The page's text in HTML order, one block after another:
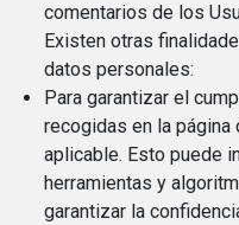
comentarios de los
Existen otras
datos personales:
Para garantizar el
recogidas en la
aplicable. Esto puede
herramientas y
garantizar la